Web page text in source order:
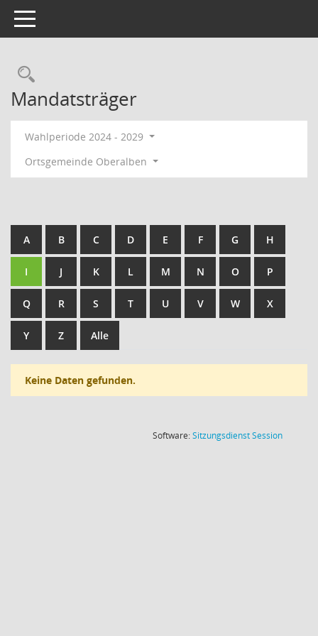
Toggle navigation
Rechercheauswahl
Mandatsträger
Wahlperiode 2024 - 2029
Ortsgemeinde Oberalben
A B C D E F G H
I J K L M N O P
Q R S T U V W X
Y Z Alle
Keine Daten gefunden.
Software:SitzungsdienstSession(Wird in